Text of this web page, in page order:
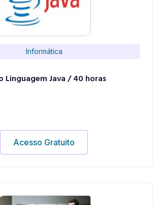
Informática
Linguagem Java / 40 horas
Acesso Gratuito